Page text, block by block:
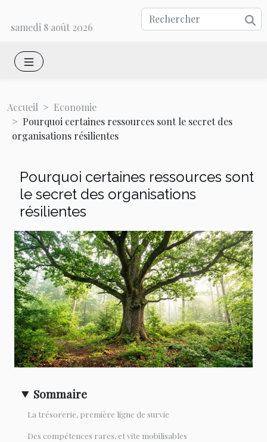
samedi 8 août 2026
Accueil
Economie
Pourquoi certaines ressources sont le secret des
organisations résilientes
Pourquoi certaines ressources sont
le secret des organisations
résilientes
Sommaire
La trésorerie, première ligne de survie
Des compétences rares, et vite mobilisables